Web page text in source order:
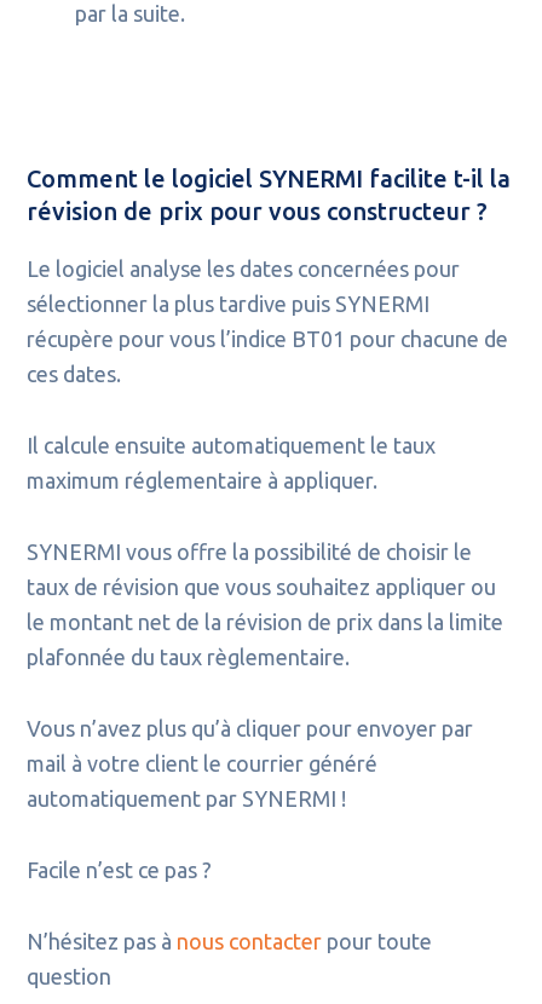
par la suite.
Comment le logiciel SYNERMI facilite t-il la
révision de prix pour vous constructeur ?
Le logiciel analyse les dates concernées pour
sélectionner la plus tardive puis SYNERMI
récupère pour vous l’indice BT01 pour chacune de
ces dates.
Il calcule ensuite automatiquement le taux
maximum réglementaire à appliquer.
SYNERMI vous offre la possibilité de choisir le
taux de révision que vous souhaitez appliquer ou
le montant net de la révision de prix dans la limite
plafonnée du taux règlementaire.
Vous n’avez plus qu’à cliquer pour envoyer par
mail à votre client le courrier généré
automatiquement par SYNERMI !
Facile n’est ce pas ?
N’hésitez pas à nous contacter pour toute
question